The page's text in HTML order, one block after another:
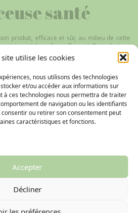
utilise les cookies
nous utilisons des technologies
et/ou accéder aux informations sur
à ces technologies nous permettra de traiter
de navigation ou les identifiants
consentir ou retirer son consentement peut
caractéristiques et fonctions.
Accepter
Décliner
santé
produit, efficace et sûr, au milieu de cette
et de ce fourmillement d’avis douteux
j’ai créé ce blog avec pour ambition de
à différentes pathologies, du coup de
sont issus de l’aromathérapie,
la phytothérapie, la gemmothérapie ou
droits réservés - L'influenceuse santé